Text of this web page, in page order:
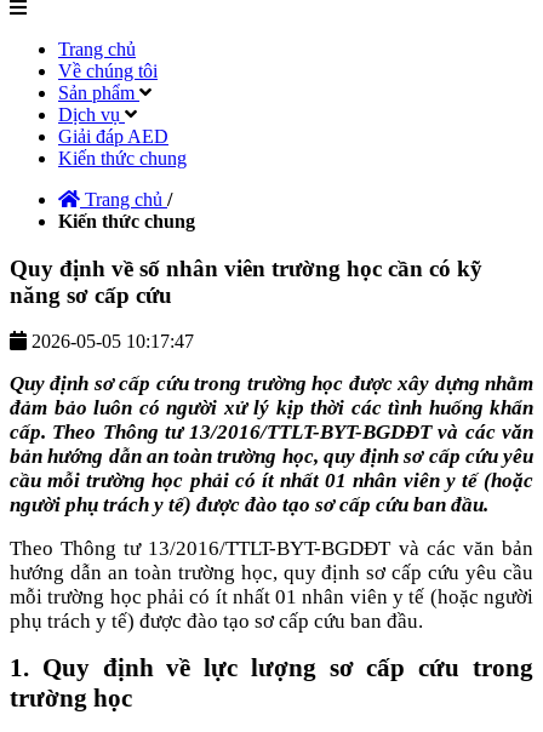
Trang chủ
Về chúng tôi
Sản phẩm
Dịch vụ
Giải đáp AED
Kiến thức chung
Trang chủ /
Kiến thức chung
Quy định về số nhân viên trường học cần có kỹ
năng sơ cấp cứu
2026-05-05 10:17:47
Quy định sơ cấp cứu trong trường học được xây dựng nhằm
đảm bảo luôn có người xử lý kịp thời các tình huống khẩn
cấp. Theo Thông tư 13/2016/TTLT-BYT-BGDĐT và các văn
bản hướng dẫn an toàn trường học, quy định sơ cấp cứu yêu
cầu mỗi trường học phải có ít nhất 01 nhân viên y tế (hoặc
người phụ trách y tế) được đào tạo sơ cấp cứu ban đầu.
Theo Thông tư 13/2016/TTLT-BYT-BGDĐT và các văn bản
hướng dẫn an toàn trường học, quy định sơ cấp cứu yêu cầu
mỗi trường học phải có ít nhất 01 nhân viên y tế (hoặc người
phụ trách y tế) được đào tạo sơ cấp cứu ban đầu.
1. Quy định về lực lượng sơ cấp cứu trong
trường học